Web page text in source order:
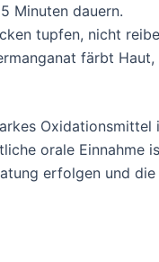
Minuten dauern.
tupfen, nicht
färbt
orale
erfolgen und